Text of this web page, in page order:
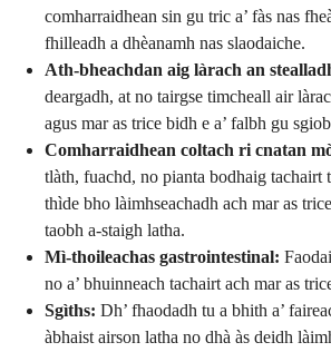
comharraidhean sin gu tric a’ fàs nas
fhilleadh a dhèanamh nas slaodaiche.
Ath-bheachdan aig làrach an
deargadh, at no tairgse timcheall air
agus mar as trice bidh e a’ falbh gu
Comharraidhean coltach ri cnatan
tlàth, fuachd, no pianta bodhaig tachairt
thìde bho làimhseachadh ach mar as
taobh a-staigh latha.
Mì-thoileachas gastrointestinal:
no a’ bhuinneach tachairt ach mar as
Sgìths: Dh’ fhaodadh tu a bhith a’
àbhaist airson latha no dhà às deidh